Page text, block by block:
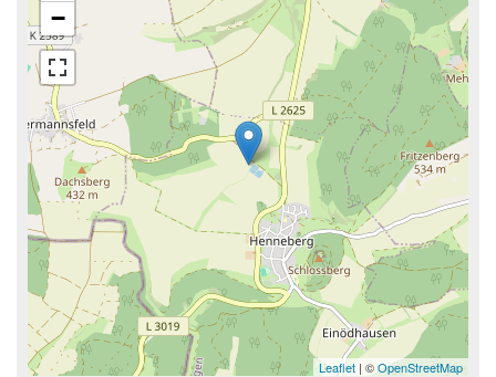
−
Leaflet | ©OpenStreetMap